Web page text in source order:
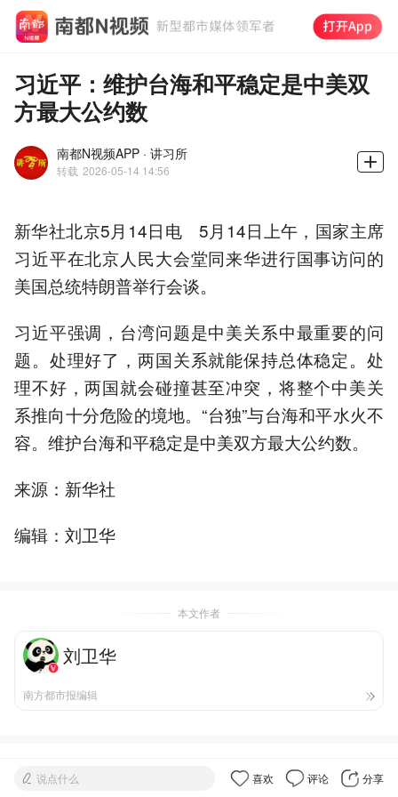
习近平：维护台海和平稳定是中美双
方最大公约数
南都N视频APP · 讲习所
转载 2026-05-14 14:56
新华社北京5月14日电 5月14日上午，国家主席
习近平在北京人民大会堂同来华进行国事访问的
美国总统特朗普举行会谈。
习近平强调，台湾问题是中美关系中最重要的问
题。处理好了，两国关系就能保持总体稳定。处
理不好，两国就会碰撞甚至冲突，将整个中美关
系推向十分危险的境地。“台独”与台海和平水火不
容。维护台海和平稳定是中美双方最大公约数。
来源：新华社
编辑：刘卫华
本文作者
刘卫华
南方都市报编辑
说点什么 喜欢 评论 分享